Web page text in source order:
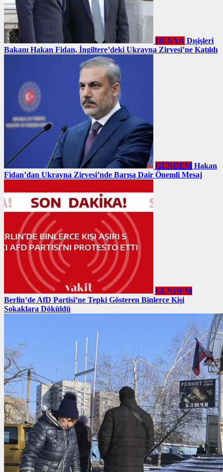
DÜNYA Dışişleri
Bakanı Hakan Fidan, İngiltere’deki Ukrayna Zirvesi’ne Katıldı
GÜNDEM Hakan
Fidan’dan Ukrayna Zirvesi’nde Barışa Dair Önemli Mesaj
GÜNDEM
Berlin’de AfD Partisi’ne Tepki Gösteren Binlerce Kişi
Sokaklara Döküldü